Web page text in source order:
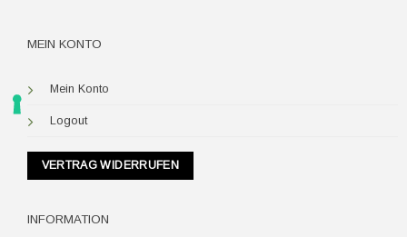
MEIN KONTO
Mein Konto
Logout
VERTRAG WIDERRUFEN
INFORMATION